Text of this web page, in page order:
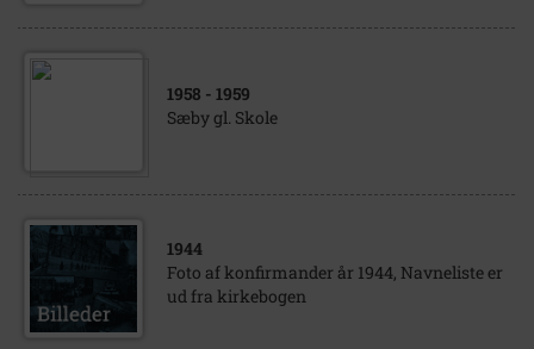
1958 - 1959
Sæby gl. Skole
1944
Foto af konfirmander år 1944, Navneliste er
ud fra kirkebogen